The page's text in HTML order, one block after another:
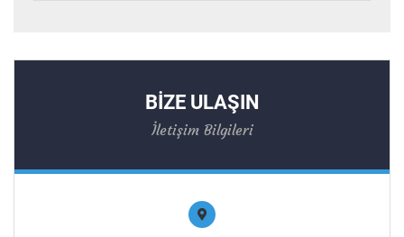
BİZE ULAŞIN
İletişim Bilgileri